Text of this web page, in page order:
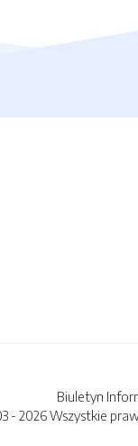
Biuletyn
- 2026 Wszystkie